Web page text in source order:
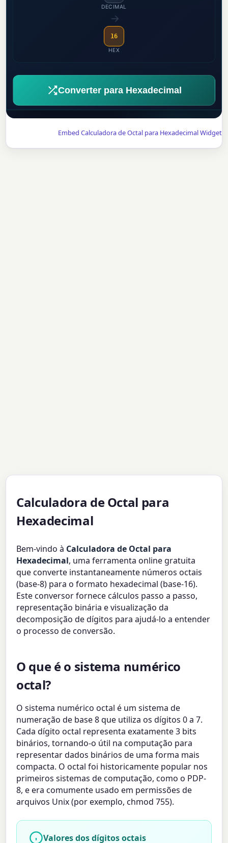
DECIMAL
→
16
HEX
Converter para Hexadecimal
Embed Calculadora de Octal para Hexadecimal Widget
Calculadora de Octal para
Hexadecimal
Bem-vindo à Calculadora de Octal para
Hexadecimal, uma ferramenta online gratuita
que converte instantaneamente números octais
(base-8) para o formato hexadecimal (base-16).
Este conversor fornece cálculos passo a passo,
representação binária e visualização da
decomposição de dígitos para ajudá-lo a entender
o processo de conversão.
O que é o sistema numérico
octal?
O sistema numérico octal é um sistema de
numeração de base 8 que utiliza os dígitos 0 a 7.
Cada dígito octal representa exatamente 3 bits
binários, tornando-o útil na computação para
representar dados binários de uma forma mais
compacta. O octal foi historicamente popular nos
primeiros sistemas de computação, como o PDP-
8, e era comumente usado em permissões de
arquivos Unix (por exemplo, chmod 755).
Valores dos dígitos octais